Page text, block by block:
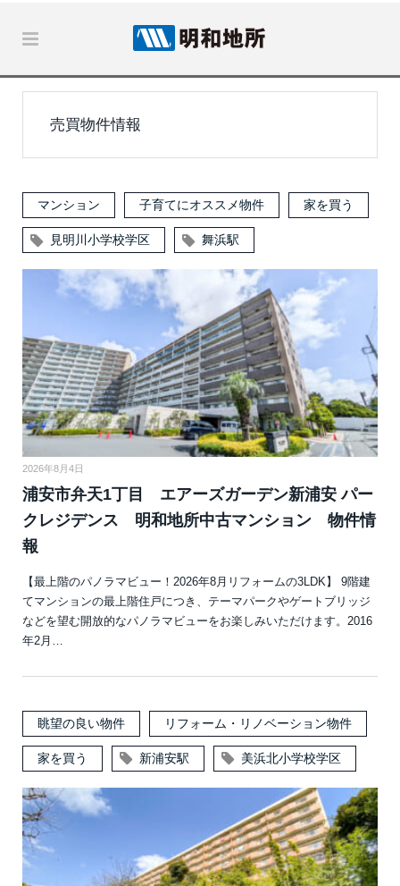
売買物件情報
マンション 子育てにオススメ物件 家を買う
見明川小学校学区 舞浜駅
2026年8月4日
浦安市弁天1丁目 エアーズガーデン新浦安 パー
クレジデンス 明和地所中古マンション 物件情
報
【最上階のパノラマビュー！2026年8月リフォームの3LDK】 9階建
てマンションの最上階住戸につき、テーマパークやゲートブリッジ
などを望む開放的なパノラマビューをお楽しみいただけます。2016
年2月…
眺望の良い物件 リフォーム・リノベーション物件
家を買う 新浦安駅 美浜北小学校学区